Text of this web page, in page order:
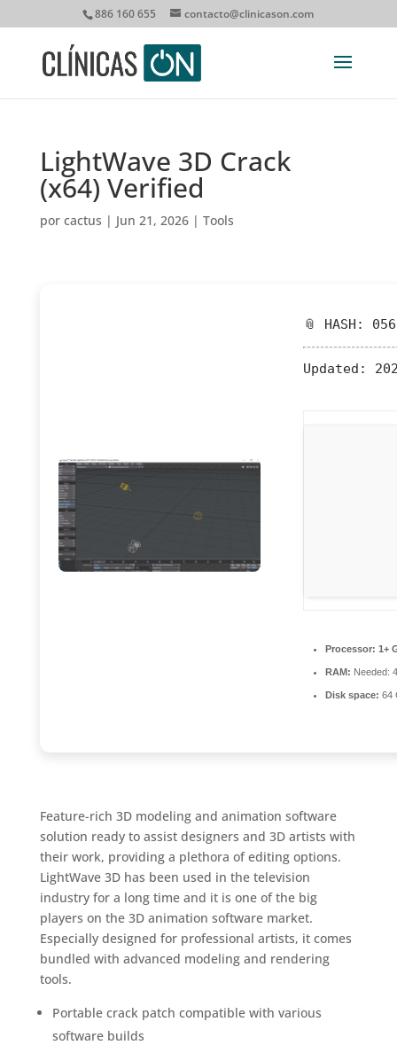
886 160 655 contacto@clinicason.com
LightWave 3D Crack
(x64) Verified
por cactus | Jun 21, 2026| Tools
📎 HASH:
Updated:
Processor: 1+
RAM: Needed:
Disk space: 64
Feature-rich 3D modeling and animation software
solution ready to assist designers and 3D artists with
their work, providing a plethora of editing options.
LightWave 3D has been used in the television
industry for a long time and it is one of the big
players on the 3D animation software market.
Especially designed for professional artists, it comes
bundled with advanced modeling and rendering
tools.
Portable crack patch compatible with various
software builds